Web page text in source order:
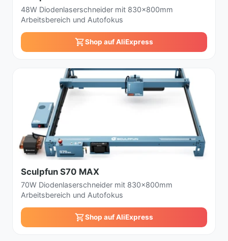
48W Diodenlaserschneider mit 830x800mm
Arbeitsbereich und Autofokus
Shop auf AliExpress
Sculpfun S70 MAX
70W Diodenlaserschneider mit 830x800mm
Arbeitsbereich und Autofokus
Shop auf AliExpress